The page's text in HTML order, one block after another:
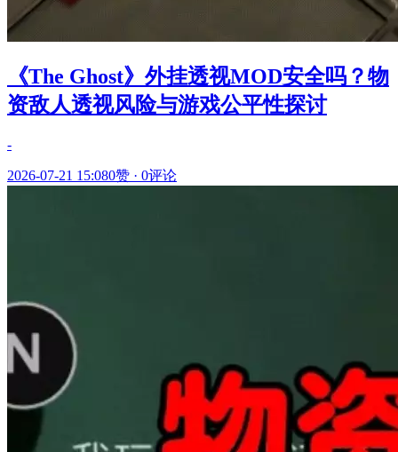
《The Ghost》外挂透视MOD安全吗？物
资敌人透视风险与游戏公平性探讨
-
2026-07-21 15:080赞 · 0评论